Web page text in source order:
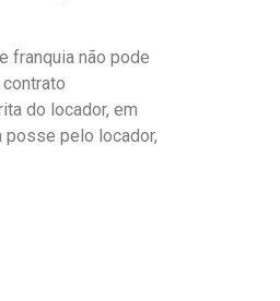
franquia não pode
do locador, em
posse pelo locador,